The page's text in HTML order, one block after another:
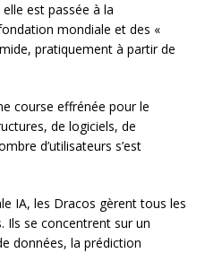
est passée à la
mondiale et des «
pratiquement à partir de
course effrénée pour le
de logiciels, de
d’utilisateurs s’est
IA, les Dracos gèrent tous les
Ils se concentrent sur un
données, la prédiction